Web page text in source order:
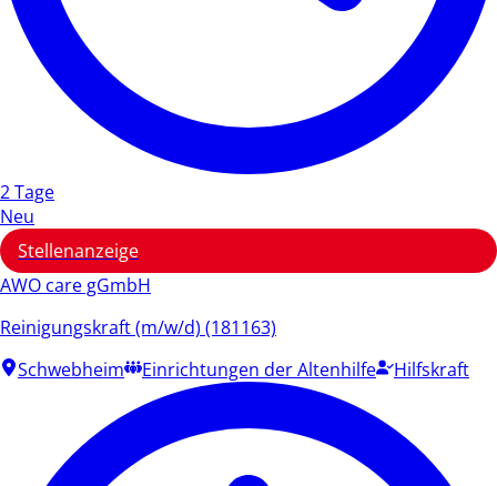
2 Tage
Neu
Stellenanzeige
AWO care gGmbH
Reinigungskraft (m/w/d) (181163)
Schwebheim
Einrichtungen der Altenhilfe Hilfskraft